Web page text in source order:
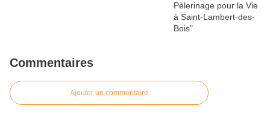
Commentaires
Ajouter un commentaire